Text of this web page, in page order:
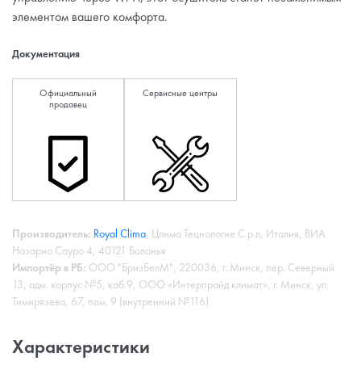
элементом вашего комфорта.
Документация
Официальный
продавец
Сервисные центры
Производитель: Royal Clima, Цлима Тецнологие С.р.л, Италия, ВИА
Назарио Сауро 4, 40121 Болонья
Импортёр в РБ: ООО "БризБелМ", 220036, г. Минск, пер. Северный
13, адм. корпус №5, каб.9, ООО «Интерпрайд климат», г. Минск, ул.
Тимирязева, 67, пом. 9 (внутренний №116)
Характеристики